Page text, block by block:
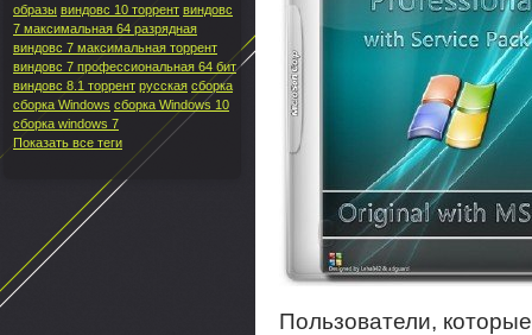
Пользователи,
образы виндовс 10 торрент виндовс
7 максимальная 64 разрядная
виндовс 7 максимальная торрент
виндовс 7 профессиональная 64 бит
виндовс 8.1 торрент русская сборка
сборка Windows сборка Windows 10
сборка windows 7
Показать все теги